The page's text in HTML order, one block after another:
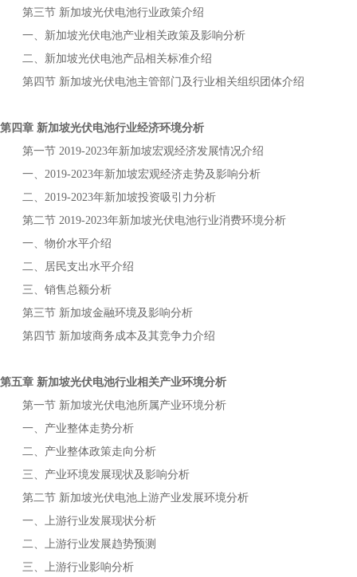
第三节 新加坡光伏电池行业政策介绍
一、 新加坡光伏电池产业相关政策及影响分析
二、 新加坡光伏电池产品相关标准介绍
第四节 新加坡光伏电池主管部门及行业相关组织团体介绍
第四章 新加坡光伏电池行业经济环境分析
第一节 2019-2023年新加坡宏观经济发展情况介绍
一、 2019-2023年新加坡宏观经济走势及影响分析
二、 2019-2023年新加坡投资吸引力分析
第二节 2019-2023年新加坡光伏电池行业消费环境分析
一、物价水平介绍
二、居民支出水平介绍
三、销售总额分析
第三节 新加坡金融环境及影响分析
第四节 新加坡商务成本及其竞争力介绍
第五章 新加坡光伏电池行业相关产业环境分析
第一节 新加坡光伏电池所属产业环境分析
一、产业整体走势分析
二、产业整体政策走向分析
三、产业环境发展现状及影响分析
第二节 新加坡光伏电池 上游产业发展环境分析
一、上游行业发展现状分析
二、上游行业发展趋势预测
三、上游行业影响分析